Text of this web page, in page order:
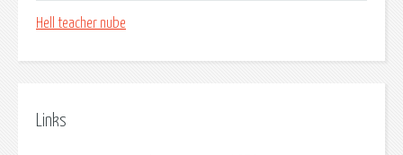
Hell teacher nube
Links